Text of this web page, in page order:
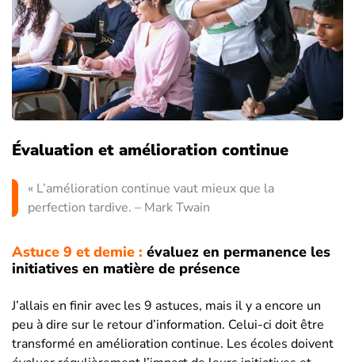
Évaluation et amélioration continue
« L’amélioration continue vaut mieux que la
perfection tardive. – Mark Twain
Astuce 9 et demie : évaluez en permanence les
initiatives en matière de présence
J’allais en finir avec les 9 astuces, mais il y a encore un
peu à dire sur le retour d’information. Celui-ci doit être
transformé en amélioration continue. Les écoles doivent